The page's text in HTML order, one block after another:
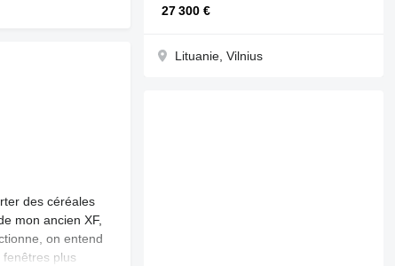
des céréales
mon ancien XF,
on entend
plus
27 300 €
Lituanie, Vilnius